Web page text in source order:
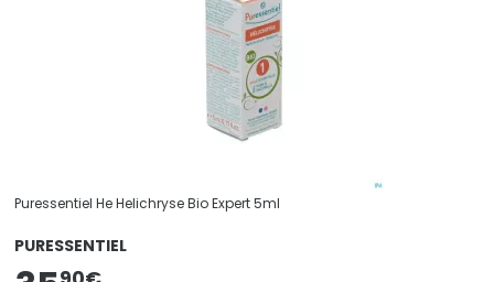
Puressentiel He Helichryse Bio Expert 5ml
PURESSENTIEL